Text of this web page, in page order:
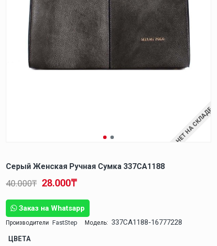
НЕТ НА СКЛАДЕ
Серый Женская Ручная Сумка 337CA1188
Заказ на Whatsapp
Производители FastStep Модель: 337CA1188-16777228
28.000₸
40.000₸
ЦВЕТА